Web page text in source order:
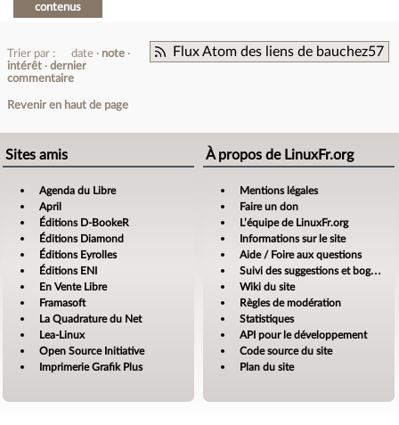
contenus
Flux Atom des liens de bauchez57
Trier par : date
note
intérêt
dernier
commentaire
Revenir en haut de page
Sites amis
Agenda du Libre
April
Éditions D-BookeR
Éditions Diamond
Éditions Eyrolles
Éditions ENI
En Vente Libre
Framasoft
La Quadrature du Net
Lea-Linux
Open Source Initiative
Imprimerie Grafik Plus
À propos de LinuxFr.org
Mentions légales
Faire un don
L’équipe de LinuxFr.org
Informations sur le site
Aide / Foire aux questions
Suivi des suggestions et bogues
Wiki du site
Règles de modération
Statistiques
API pour le développement
Code source du site
Plan du site